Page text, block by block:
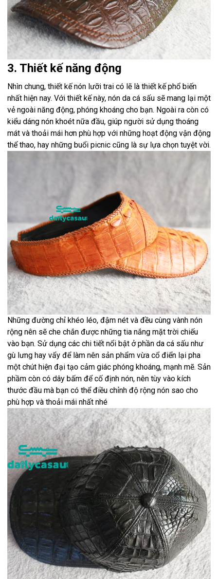
3. Thiết kế năng động
Nhìn chung, thiết kế nón lưỡi trai có lẽ là thiết kế phổ biến
nhất hiện nay. Với thiết kế này, nón da cá sấu sẽ mang lại một
vẻ ngoài năng động, phóng khoáng cho bạn. Ngoài ra còn có
kiểu dáng nón khoét nữa đầu, giúp người sử dụng thoáng
mát và thoải mái hơn phù hợp với những hoạt động vận động
thể thao, hay những buổi picnic cũng là sự lựa chọn tuyệt vời.
Những đường chỉ khéo léo, đậm nét và đều cùng vành nón
rộng nên sẽ che chắn được những tia nắng mặt trời chiếu
vào bạn. Sử dụng các chi tiết nổi bật ở phần da cá sấu như
gù lưng hay vẩy để làm nên sản phẩm vừa cổ điển lại pha
một chút hiện đại tạo cảm giác phóng khoáng, mạnh mẽ. Sản
phầm còn có dây bấm để cố định nón, nên tùy vào kích
thước đầu mà bạn có thể điều chỉnh độ rộng nón sao cho
phù hợp và thoải mái nhất nhé